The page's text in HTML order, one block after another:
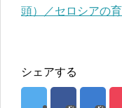
頭）／セロシアの
シェアする